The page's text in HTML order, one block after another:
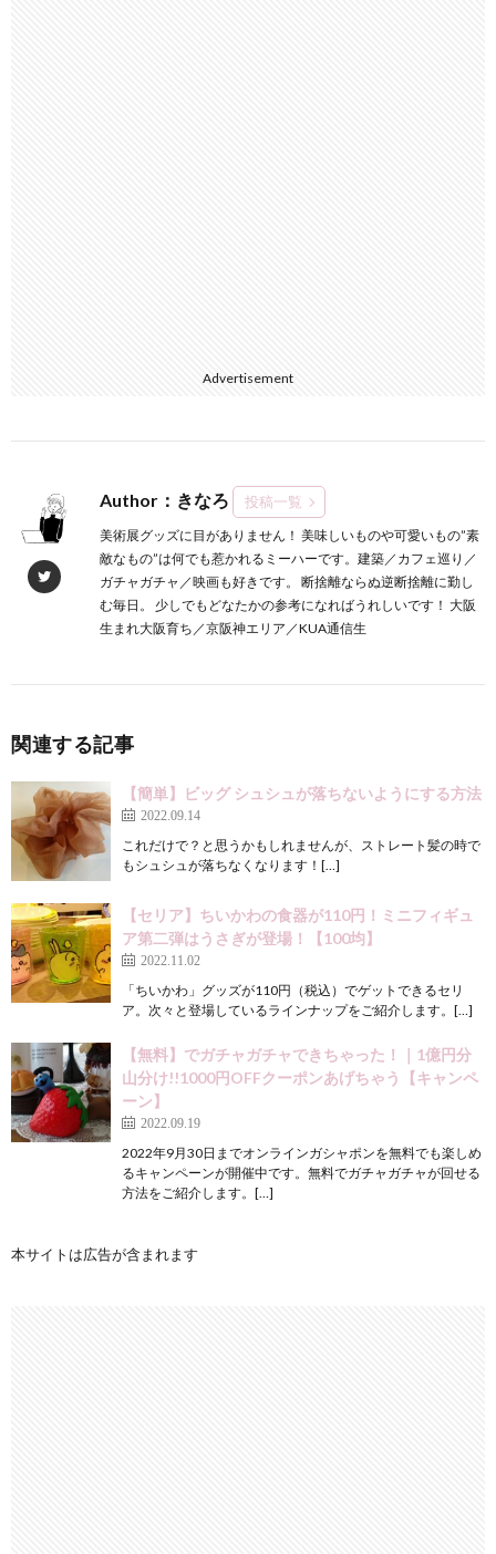
Advertisement
Author：きなろ 投稿一覧
美術展グッズに目がありません！ 美味しいものや可愛いもの”素
敵なもの”は何でも惹かれるミーハーです。建築／カフェ巡り／
ガチャガチャ／映画も好きです。 断捨離ならぬ逆断捨離に勤し
む毎日。 少しでもどなたかの参考になればうれしいです！ 大阪
生まれ大阪育ち／京阪神エリア／KUA通信生
関連する記事
【簡単】ビッグ シュシュが落ちないようにする方法
2022.09.14
これだけで？と思うかもしれませんが、ストレート髪の時で
もシュシュが落ちなくなります！[…]
【セリア】ちいかわの食器が110円！ミニフィギュ
ア第二弾はうさぎが登場！【100均】
2022.11.02
「ちいかわ」グッズが110円（税込）でゲットできるセリ
ア。次々と登場しているラインナップをご紹介します。[…]
【無料】でガチャガチャできちゃった！｜1億円分
山分け!!1000円OFFクーポンあげちゃう【キャンペ
ーン】
2022.09.19
2022年9月30日までオンラインガシャポンを無料でも楽しめ
るキャンペーンが開催中です。無料でガチャガチャが回せる
方法をご紹介します。[…]
本サイトは広告が含まれます